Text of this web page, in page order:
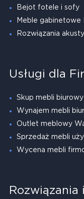
Bejot fotele i sofy
Meble gabinetowe
Rozwiązania
Usługi dla
Skup mebli
Wynajem mebli
Outlet meblowy
Sprzedaż mebli
Wycena mebli
Rozwiązania